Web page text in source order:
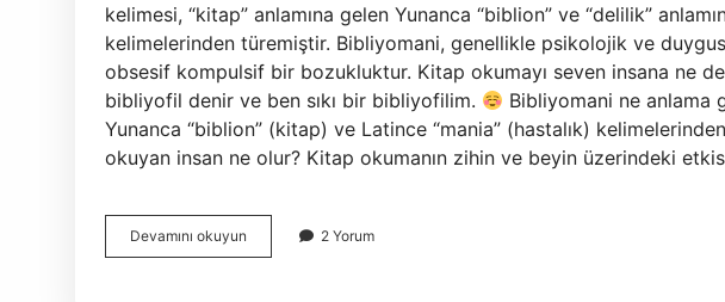
kelimesi, “kitap” anlamına gelen Yunanca “biblion” ve “delilik”
kelimelerinden türemiştir. Bibliyomani, genellikle psikolojik ve
obsesif kompulsif bir bozukluktur. Kitap okumayı seven insana ne
bibliyofil denir ve ben sıkı bir bibliyofilim.
Bibliyomani ne anlama
Yunanca “biblion” (kitap) ve Latince “mania” (hastalık)
okuyan insan ne olur? Kitap okumanın zihin ve beyin üzerindeki
Devamını okuyun
Kitap
2 Yorum